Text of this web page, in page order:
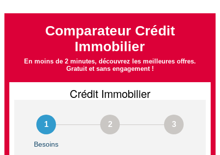
Comparateur Crédit
Immobilier
En moins de 2 minutes, découvrez les meilleures offres.
Gratuit et sans engagement !